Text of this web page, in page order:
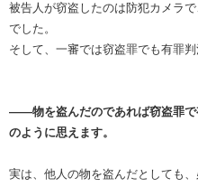
被告人が窃盗したのは防犯カメラ
でした。
そして、一審では窃盗罪でも有罪判
――物を盗んだのであれば窃盗罪で
のように思えます。
実は、他人の物を盗んだとしても